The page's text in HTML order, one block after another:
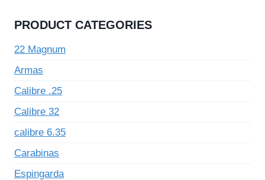
PRODUCT CATEGORIES
22 Magnum
Armas
Calibre .25
Calibre 32
calibre 6.35
Carabinas
Espingarda